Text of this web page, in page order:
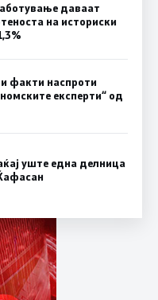
даваат
на историски
и факти наспроти
експерти“ од
уште една делница